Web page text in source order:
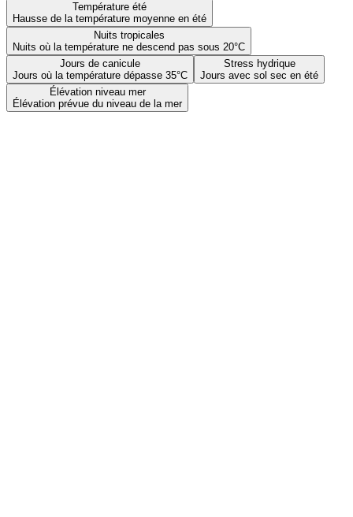
Température été
Hausse de la température moyenne en été
Nuits tropicales
Nuits où la température ne descend pas sous 20°C
Jours de canicule
Jours où la température dépasse 35°C
Stress hydrique
Jours avec sol sec en été
Élévation niveau mer
Élévation prévue du niveau de la mer